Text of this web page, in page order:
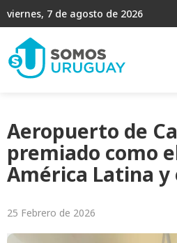
viernes, 7 de agosto de 2026
Aeropuerto de
premiado como
América Latina y
25 Febrero de 2026